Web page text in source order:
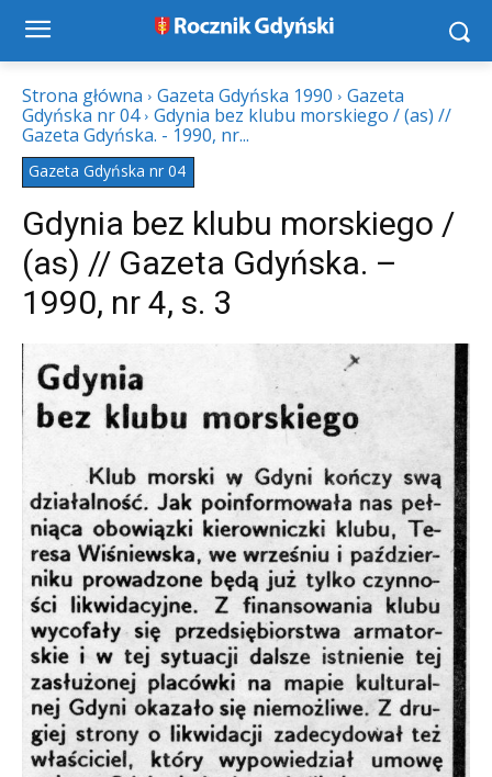
Strona główna Gazeta Gdyńska 1990
Gazeta
Gdyńska nr 04 Gdynia bez klubu morskiego / (as) //
Gazeta Gdyńska. - 1990, nr...
Gazeta Gdyńska nr 04
Gdynia bez klubu morskiego /
(as) // Gazeta Gdyńska. –
1990, nr 4, s. 3